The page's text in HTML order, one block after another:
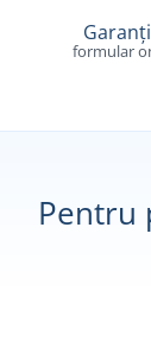
formular
Pentru